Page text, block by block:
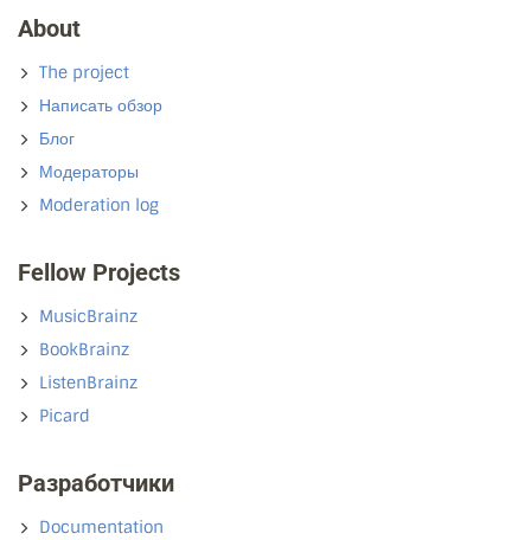
About
The project
Написать обзор
Блог
Модераторы
Moderation log
Fellow Projects
MusicBrainz
BookBrainz
ListenBrainz
Picard
Разработчики
Documentation